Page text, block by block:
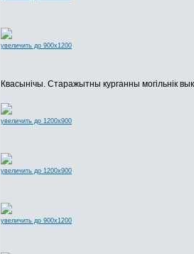
увеличить до 900x1200
Квасынічы. Старажытны курганны могільнік
увеличить до 1200x900
увеличить до 1200x900
увеличить до 900x1200